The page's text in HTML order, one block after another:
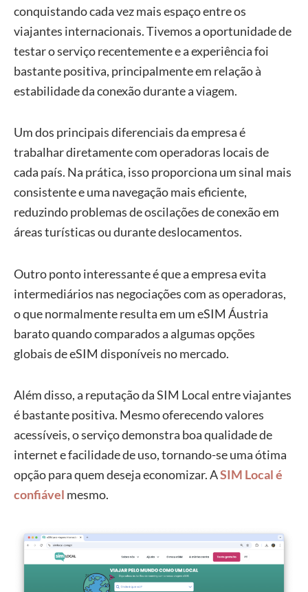
conquistando cada vez mais espaço entre os
viajantes internacionais. Tivemos a oportunidade de
testar o serviço recentemente e a experiência foi
bastante positiva, principalmente em relação à
estabilidade da conexão durante a viagem.
Um dos principais diferenciais da empresa é
trabalhar diretamente com operadoras locais de
cada país. Na prática, isso proporciona um sinal mais
consistente e uma navegação mais eficiente,
reduzindo problemas de oscilações de conexão em
áreas turísticas ou durante deslocamentos.
Outro ponto interessante é que a empresa evita
intermediários nas negociações com as operadoras,
o que normalmente resulta em um eSIM Áustria
barato quando comparados a algumas opções
globais de eSIM disponíveis no mercado.
Além disso, a reputação da SIM Local entre viajantes
é bastante positiva. Mesmo oferecendo valores
acessíveis, o serviço demonstra boa qualidade de
internet e facilidade de uso, tornando-se uma ótima
opção para quem deseja economizar. ASIM Local é
confiável mesmo.